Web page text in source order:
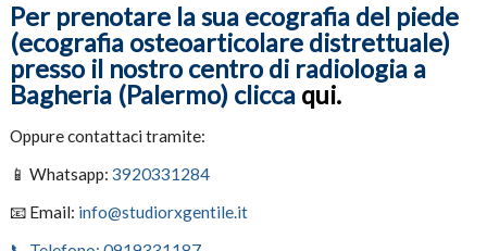
Per prenotare la sua ecografia del piede
(ecografia osteoarticolare distrettuale)
presso il nostro centro di radiologia a
Bagheria (Palermo) clicca qui.
Oppure contattaci tramite:
📱 Whatsapp: 3920331284
📧 Email: info@studiorxgentile.it